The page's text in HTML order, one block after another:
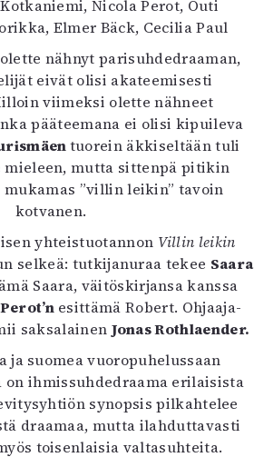
In English
Arkisto
Lehdet
4/2026
2–3/2026
1/2026
6/2025
5/2025 saame
5/2025
Lehtiarkisto
Info
ja irtonumerot
Yhteistyössä
Toimitus
Mediatiedot
Kaltio ry
Nicola Perot, Outi
Elmer Bäck, Cecilia Paul
nähnyt parisuhdedraaman,
eivät olisi akateemisesti
viimeksi olette nähneet
pääteemana ei olisi kipuileva
tuorein äkkiseltään tuli
mutta sittenpä pitikin
”villin leikin” tavoin
kotvanen.
yhteistuotannon Villin leikin
selkeä: tutkijanuraa tekee Saara
Saara, väitöskirjansa kanssa
esittämä Robert. Ohjaaja-
saksalainen Jonas Rothlaender.
ja suomea vuoropuhelussaan
on ihmissuhdedraama erilaisista
synopsis pilkahtelee
draamaa, mutta ilahduttavasti
toisenlaisia valtasuhteita.